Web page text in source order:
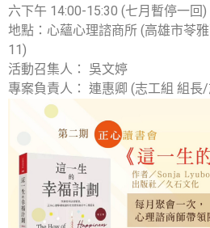
六下午 14:00-15:30 (七月暫停一回)
地點：心蘊心理諮商所 (高雄市苓
11)
活動召集人： 吳文婷
專案負責人： 連惠卿 (志工組 組長